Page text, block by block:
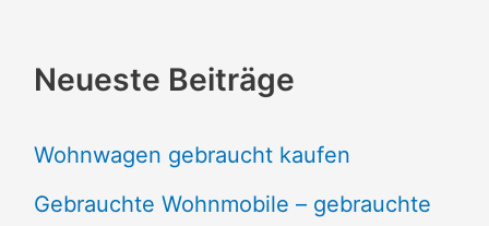
Neueste Beiträge
Wohnwagen gebraucht kaufen
Gebrauchte Wohnmobile – gebrauchte